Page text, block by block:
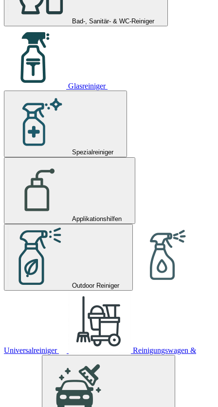
Bad-, Sanitär- & WC-Reiniger
Glasreiniger
Spezialreiniger
Applikationshilfen
Outdoor Reiniger
Universalreiniger Reinigungswagen &